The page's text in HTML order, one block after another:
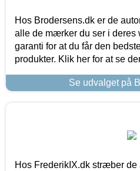
Hos Brodersens.dk er de
alle de mærker du ser i deres
garanti for at du får den
produkter. Klik her for at se
Se udvalget på
Hos FrederikIX.dk stræber de